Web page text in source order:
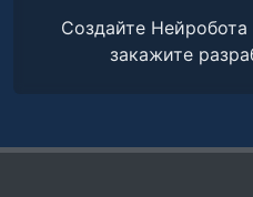
Создайте
закажите